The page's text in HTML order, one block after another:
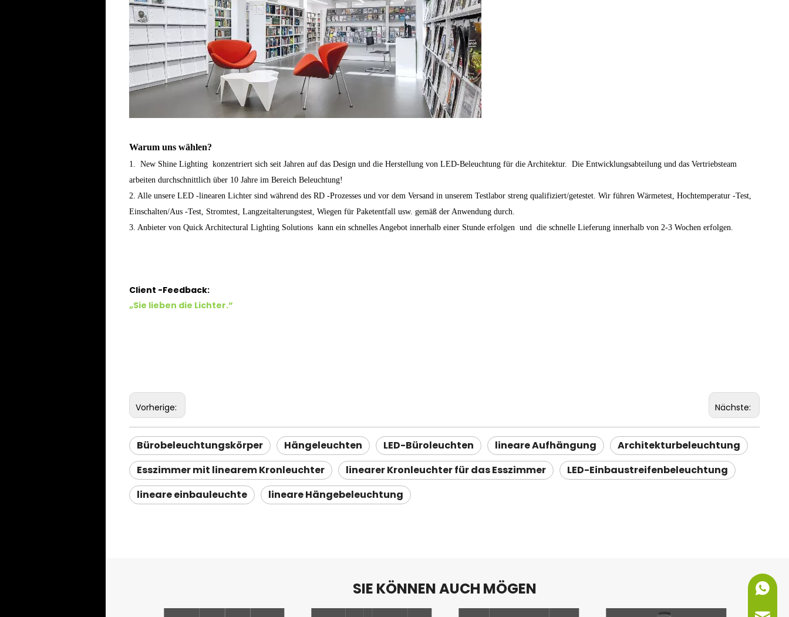
Warum uns wählen?
1. New Shine Lighting konzentriert sich seit Jahren auf das Design und die Herstellung von LED-Beleuchtung für die Architektur. Die Entwicklungsabteilung und das Vertriebsteam
arbeiten durchschnittlich über 10 Jahre im Bereich Beleuchtung!
2. Alle unsere LED -linearen Lichter sind während des RD -Prozesses und vor dem Versand in unserem Testlabor streng qualifiziert/getestet. Wir führen Wärmetest, Hochtemperatur -Test,
Einschalten/Aus -Test, Stromtest, Langzeitalterungstest, Wiegen für Paketentfall usw. gemäß der Anwendung durch.
3. Anbieter von Quick Architectural Lighting Solutions kann ein schnelles Angebot innerhalb einer Stunde erfolgen und die schnelle Lieferung innerhalb von 2-3 Wochen erfolgen.
Client -Feedback:
„Sie lieben die Lichter.“
Vorherige: Nächste:
Bürobeleuchtungskörper Hängeleuchten LED-Büroleuchten lineare Aufhängung
Architekturbeleuchtung
Esszimmer mit linearem Kronleuchter
linearer Kronleuchter für das Esszimmer
LED-Einbaustreifenbeleuchtung
lineare einbauleuchte
lineare Hängebeleuchtung
SIE KÖNNEN AUCH MÖGEN +86-